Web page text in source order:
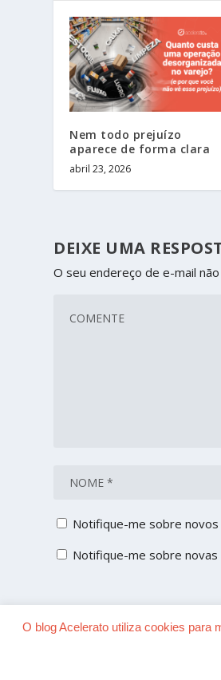
Nem todo prejuízo
aparece de forma clara
abril 23, 2026
DEIXE UMA
O seu endereço de e-mail
Notifique-me sobre
Notifique-me sobre novas
O blog Acelerato utiliza cookies para